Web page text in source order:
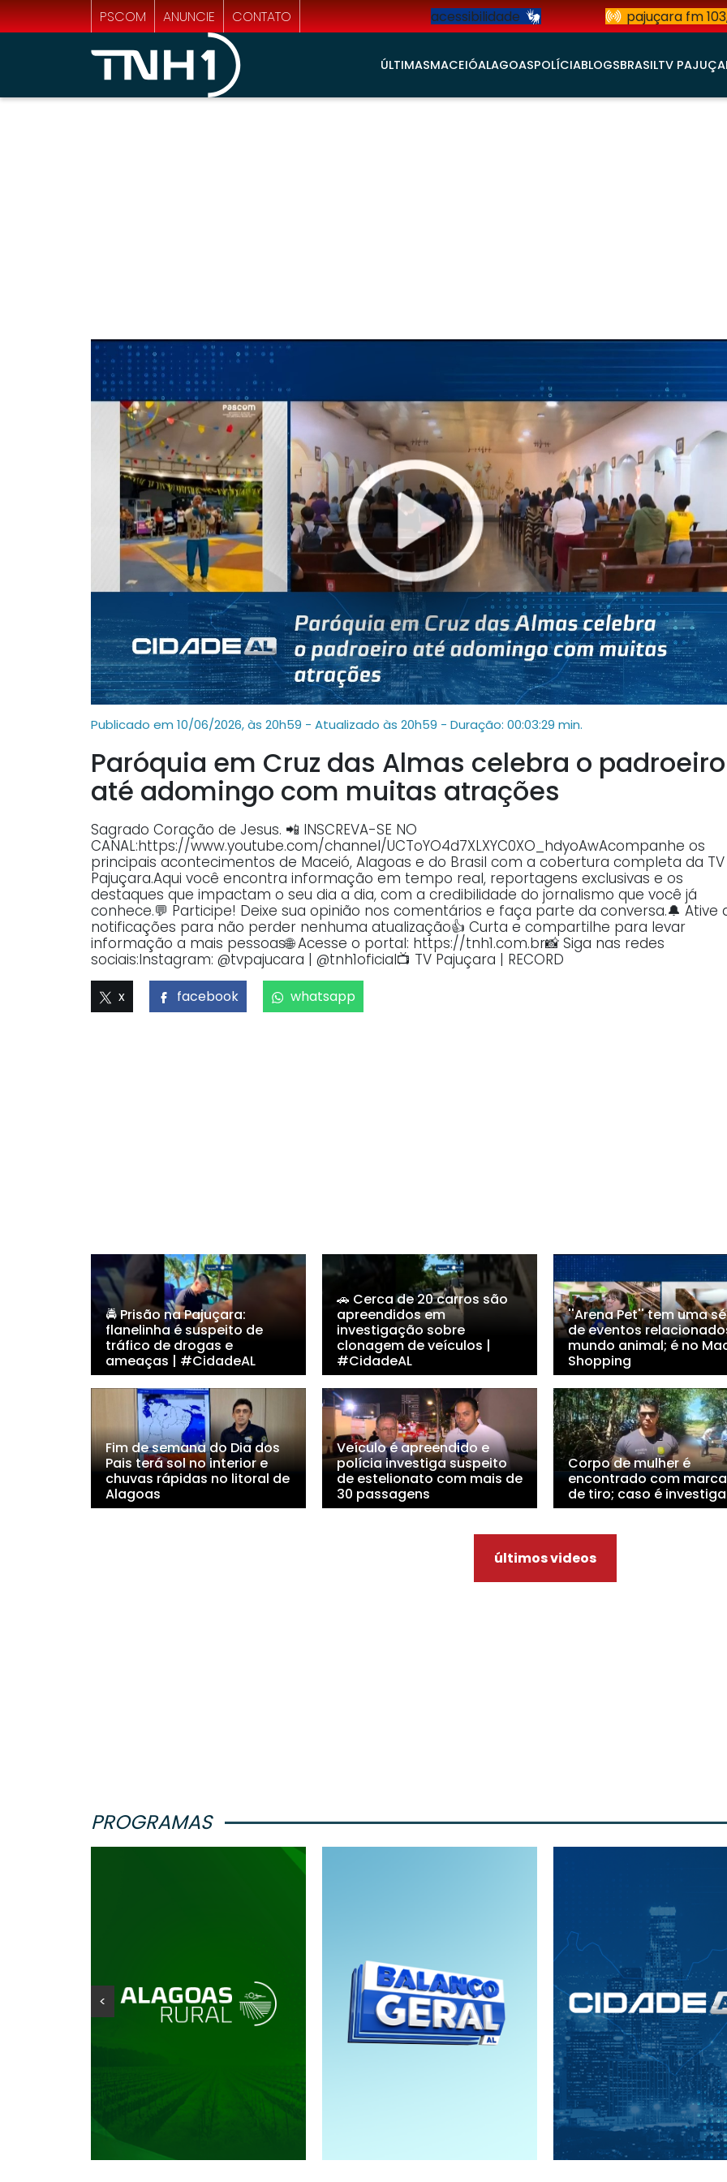
PSCOM ANUNCIE CONTATO acessibilidade pajuçara fm
ÚLTIMASMACEIÓALAGOASPOLÍCIABLOGSBRASILTV
Publicado em 10/06/2026, às 20h59 - Atualizado às 20h59 - Duração: 00:03:29 min.
Paróquia em Cruz das Almas celebra o padroeiro
até adomingo com muitas atrações
Sagrado Coração de Jesus. 📲 INSCREVA-SE NO
CANAL:https://www.youtube.com/channel/UCToYO4d7XLXYC0XO_hdyoAwAcompanhe os
principais acontecimentos de Maceió, Alagoas e do Brasil com a cobertura completa da TV
Pajuçara.Aqui você encontra informação em tempo real, reportagens exclusivas e os
destaques que impactam o seu dia a dia, com a credibilidade do jornalismo que você já
conhece.💬 Participe! Deixe sua opinião nos comentários e faça parte da conversa.🔔 Ative
notificações para não perder nenhuma atualização👍 Curta e compartilhe para levar
informação a mais pessoas🌐 Acesse o portal: https://tnh1.com.br📸 Siga nas redes
sociais:Instagram: @tvpajucara | @tnh1oficial📺 TV Pajuçara | RECORD
x facebook whatsapp
🚔 Prisão na Pajuçara:
flanelinha é suspeito de
tráfico de drogas e
ameaças | #CidadeAL
🚗 Cerca de 20 carros são
apreendidos em
investigação sobre
clonagem de veículos |
#CidadeAL
''Arena Pet'' tem uma
de eventos
mundo animal; é no
Shopping
Fim de semana do Dia dos
Pais terá sol no interior e
chuvas rápidas no litoral de
Alagoas
Veículo é apreendido e
polícia investiga suspeito
de estelionato com mais de
30 passagens
Corpo de mulher é
encontrado com
de tiro; caso é
últimos videos
PROGRAMAS
<